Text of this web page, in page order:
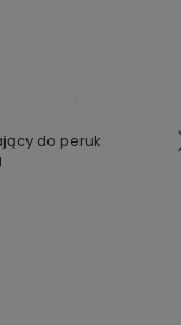
do peruk